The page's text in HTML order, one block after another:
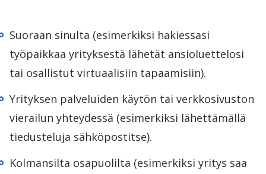
Suoraan sinulta (esimerkiksi hakiessasi
työpaikkaa yrityksestä lähetät ansioluettelosi
tai osallistut virtuaalisiin tapaamisiin).
Yrityksen palveluiden käytön tai verkkosivuston
vierailun yhteydessä (esimerkiksi lähettämällä
tiedusteluja sähköpostitse).
Kolmansilta osapuolilta (esimerkiksi yritys saa